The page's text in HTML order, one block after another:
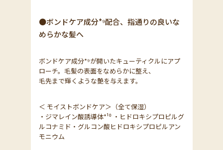
●ボンドケア成分*⁹配合、指通りの良いな
めらかな髪へ
ボンドケア成分*⁹が開いたキューティクルにアプ
ローチ。毛髪の表面をなめらかに整え、
毛先まで輝くような艶を与えます。
＜ モイストボンドケア＞（全て保湿）
・ジマレイン酸誘導体*¹⁰ ・ヒドロキシプロピルグ
ルコナミド・グルコン酸ヒドロキシプロピルアン
モニウム